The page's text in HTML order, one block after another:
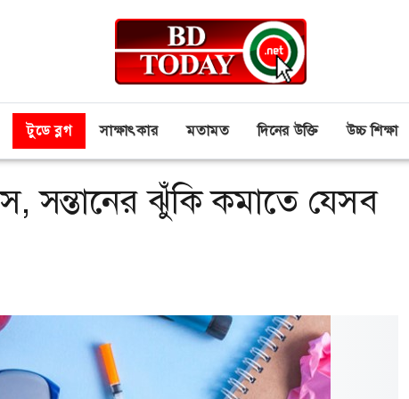
টুডে ব্লগ সাক্ষাৎকার মতামত দিনের উক্তি উচ্চ শিক্ষা
সন্তানের ঝুঁকি কমাতে যেসব